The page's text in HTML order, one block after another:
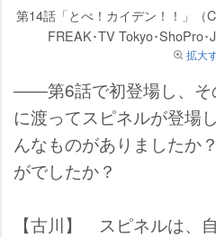
第14話「とべ！カイデン！！」（
FREAK･TV Tokyo･ShoPro
拡大
――第6話で初登場し、そ
に渡ってスピネルが登場
んなものがありましたか
がでしたか？
【古川】 スピネルは